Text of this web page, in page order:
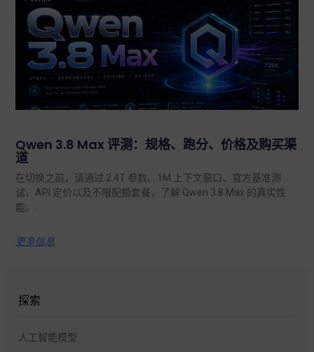
Qwen 3.8 Max 评测：规格、跑分、价格及购买渠
道
在切换之前，请通过 2.4T 参数、1M 上下文窗口、官方基准测
试、API 定价以及不限配额套餐，了解 Qwen 3.8 Max 的真实性
能。.
更多信息
探索
人工智能模型